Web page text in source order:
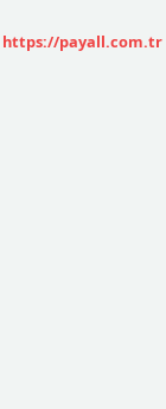
https://payall.com.tr